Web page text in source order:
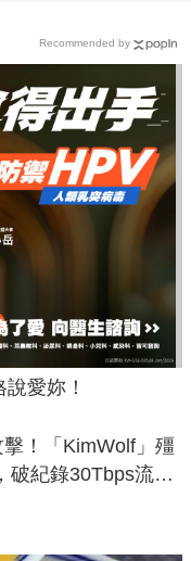
愛妳！
！「KimWolf」殭
破紀錄30Tbps流量
Recommended by